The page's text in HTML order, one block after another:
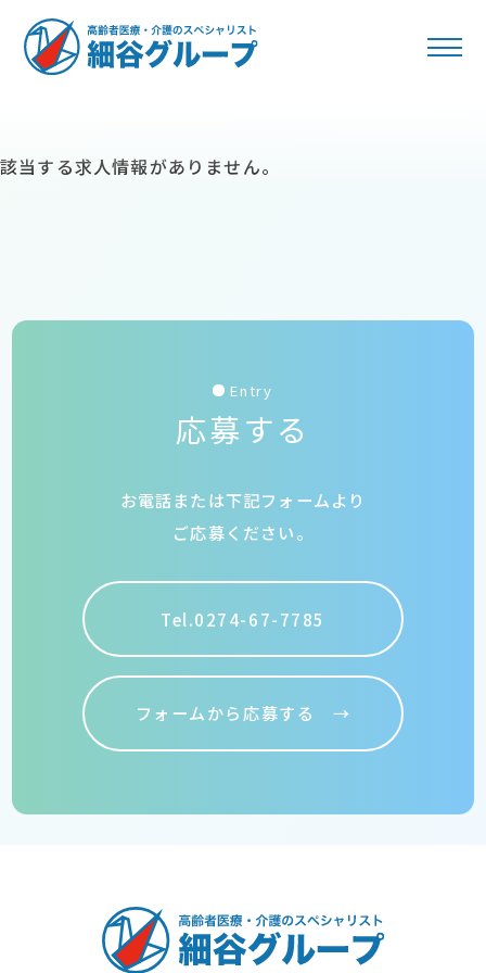
該当する求人情報がありません。
Entry
応募する
お電話または下記フォームより
ご応募ください。
Tel.0274-67-7785
フォームから応募する →